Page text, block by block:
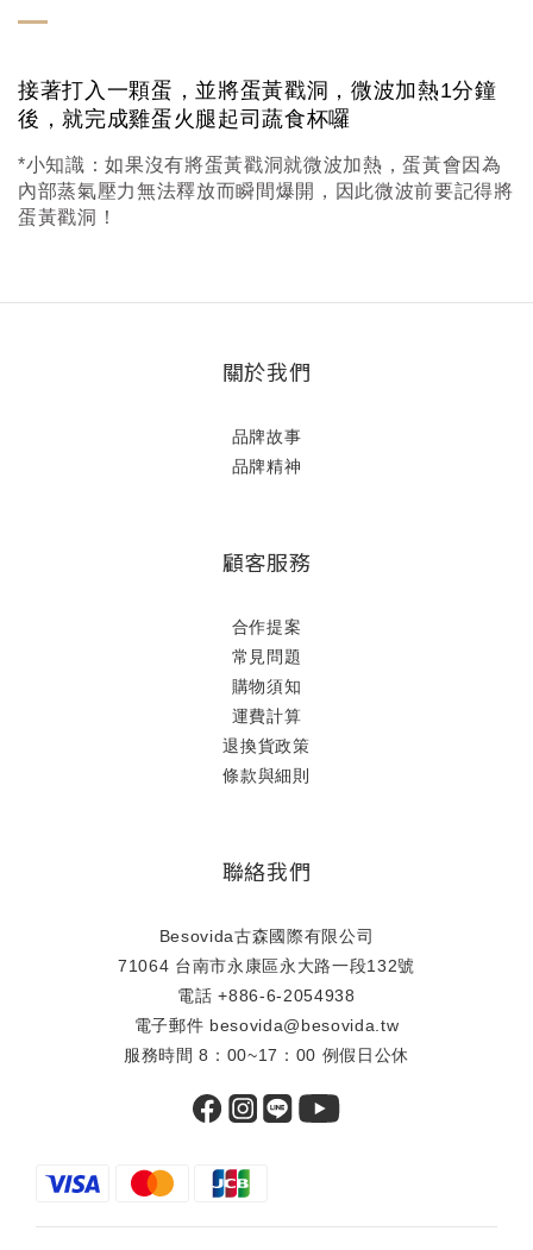
接著打入一顆蛋，並將蛋黃戳洞，微波加熱1分鐘
後，就完成雞蛋火腿起司蔬食杯囉
*小知識：如果沒有將蛋黃戳洞就微波加熱，蛋黃會因為
內部蒸氣壓力無法釋放而瞬間爆開，因此微波前要記得將
蛋黃戳洞！
關於我們
品牌故事
品牌精神
顧客服務
合作提案
常見問題
購物須知
運費計算
退換貨政策
條款與細則
聯絡我們
Besovida古森國際有限公司
71064 台南市永康區永大路一段132號
電話 +886-6-2054938
電子郵件 besovida@besovida.tw
服務時間 8：00~17：00 例假日公休